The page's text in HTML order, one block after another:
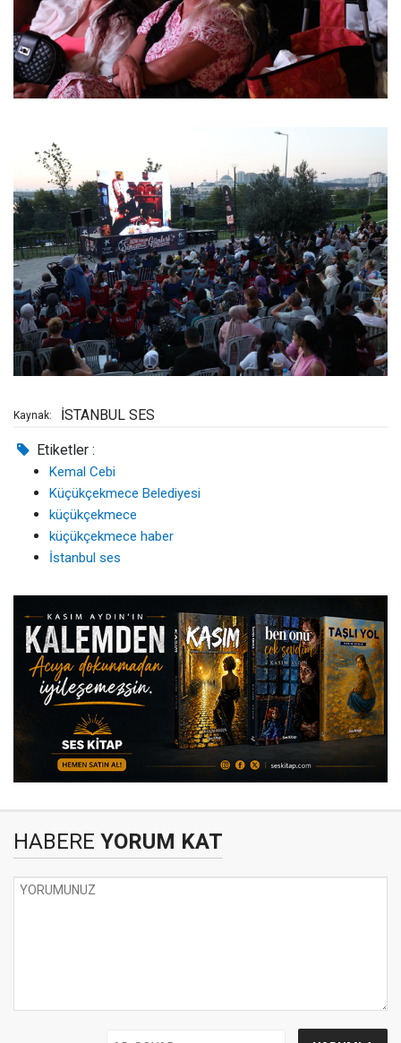
Kaynak: İSTANBUL SES
Etiketler :
Kemal Cebi
Küçükçekmece Belediyesi
küçükçekmece
küçükçekmece haber
İstanbul ses
HABERE YORUM KAT